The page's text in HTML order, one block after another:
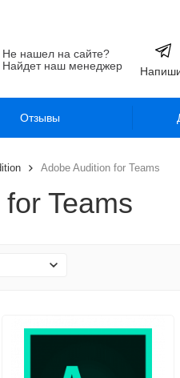
Не нашел на сайте?
Найдет наш менеджер
Отзывы
Adobe Audition for Teams
Teams